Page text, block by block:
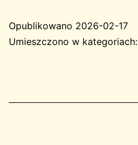
Opublikowano 2026-02-17
Umieszczono w kategoriach: